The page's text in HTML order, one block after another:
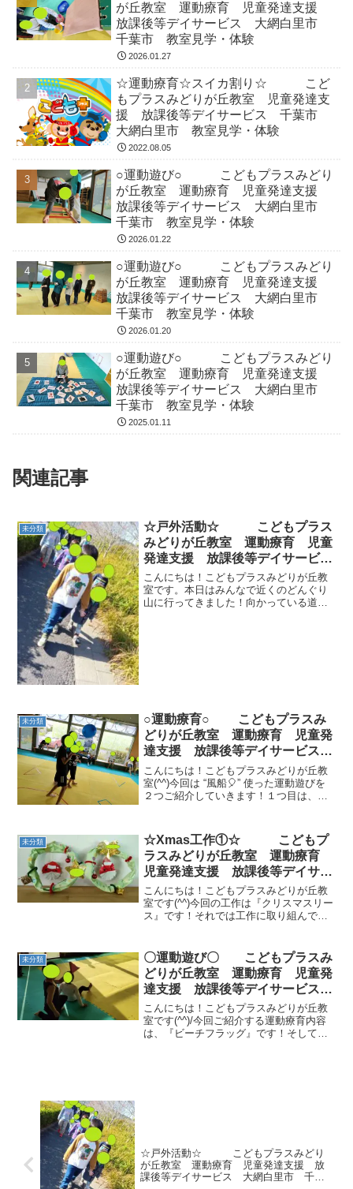
が丘教室 運動療育 児童発達支援
放課後等デイサービス 大網白里市
千葉市 教室見学・体験
2026.01.27
☆運動療育☆スイカ割り☆ こど
もプラスみどりが丘教室 児童発達支
援 放課後等デイサービス 千葉市
大網白里市 教室見学・体験
2022.08.05
○運動遊び○ こどもプラスみどり
が丘教室 運動療育 児童発達支援
放課後等デイサービス 大網白里市
千葉市 教室見学・体験
2026.01.22
○運動遊び○ こどもプラスみどり
が丘教室 運動療育 児童発達支援
放課後等デイサービス 大網白里市
千葉市 教室見学・体験
2026.01.20
○運動遊び○ こどもプラスみどり
が丘教室 運動療育 児童発達支援
放課後等デイサービス 大網白里市
千葉市 教室見学・体験
2025.01.11
関連記事
未分類
☆戸外活動☆ こどもプラス
みどりが丘教室 運動療育 児童
発達支援 放課後等デイサービ
ス 大網白里市 千葉市 教室見
学・体験
こんにちは！こどもプラスみどりが丘教
室です。本日はみんなで近くのどんぐり
山に行ってきました！向かっている道中
未分類
○運動療育○ こどもプラスみ
どりが丘教室 運動療育 児童発
達支援 放課後等デイサービス
大網白里市 千葉市 教室見学・
体験
こんにちは！こどもプラスみどりが丘教
室(^^)今回は “風船🎈” 使った運動遊びを
２つご紹介していきます！１つ目は、
をフープに通す遊びです🎈声を掛けなが
ら風船を運ぶペア...
未分類
☆Xmas工作①☆ こどもプ
ラスみどりが丘教室 運動療育
児童発達支援 放課後等デイサー
ビス 大網白里市 千葉市 教室
見学・体験
こんにちは！こどもプラスみどりが丘教
室です(^^)今回の工作は『クリスマスリー
ス』です！それでは工作に取り組んでい
んを作ります！４枚の小さな折り紙を蛇
腹折りにして、...
未分類
〇運動遊び〇 こどもプラスみ
どりが丘教室 運動療育 児童発
達支援 放課後等デイサービス
大網白里市 千葉市 教室見学・
体験
こんにちは！こどもプラスみどりが丘教
室です(^^)/今回ご紹介する運動療育内容
は、『ビーチフラッグ』です！そしてた
☆戸外活動☆ こどもプラスみどり
が丘教室 運動療育 児童発達支援 放
課後等デイサービス 大網白里市 千葉